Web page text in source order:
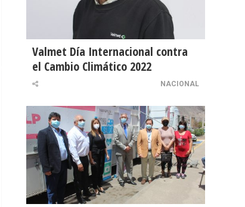
Valmet Día Internacional contra
el Cambio Climático 2022
NACIONAL